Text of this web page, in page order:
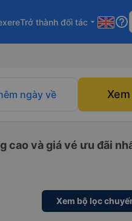
Trở thành đối tác arrow_drop_down help_outline
ngày về
cao và giá vé ưu đãi
Xem bộ lọc